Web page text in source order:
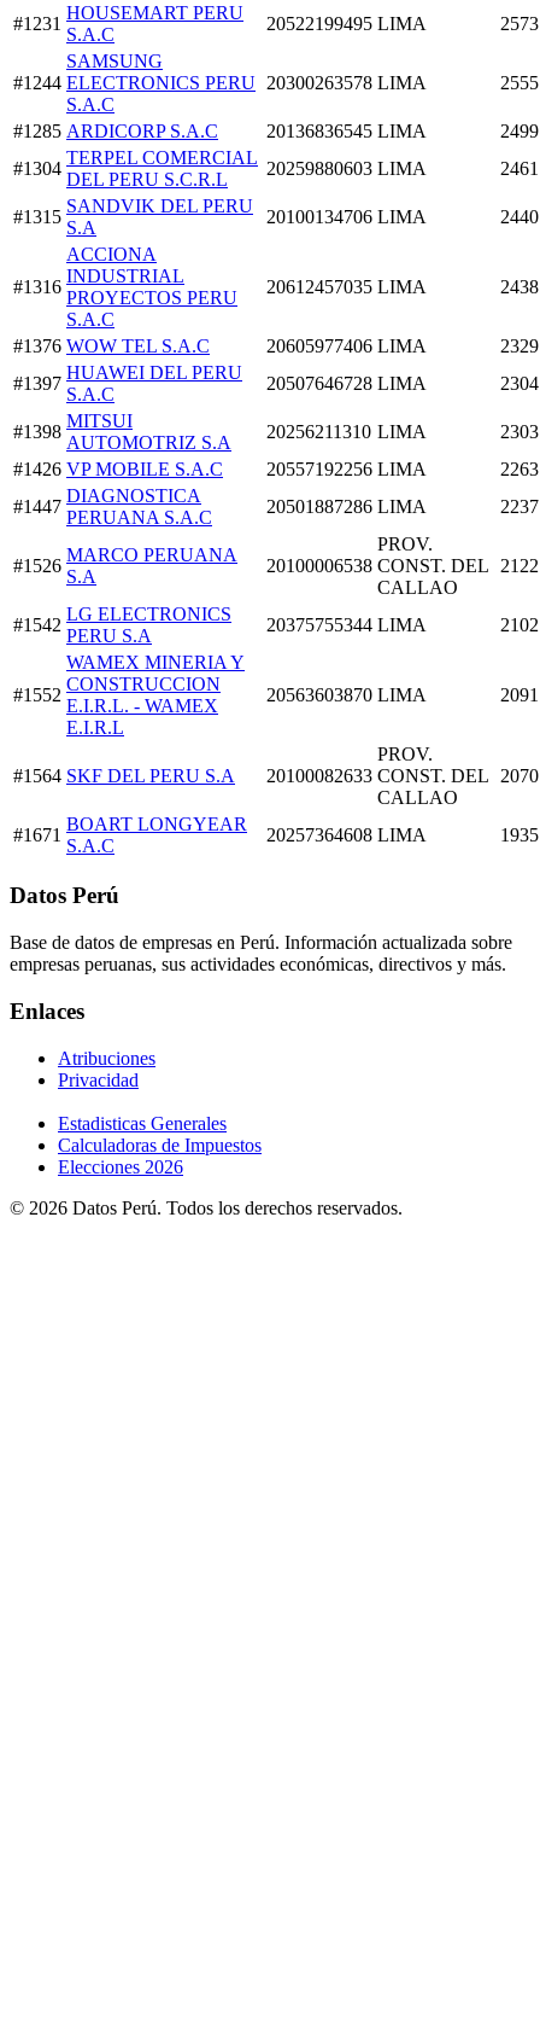
#1231
HOUSEMART PERU
S.A.C
20522199495 LIMA
#1244
SAMSUNG
ELECTRONICS PERU
S.A.C
20300263578 LIMA
#1285 ARDICORP S.A.C 20136836545 LIMA
#1304
TERPEL COMERCIAL
DEL PERU S.C.R.L
20259880603 LIMA
#1315
SANDVIK DEL PERU
S.A
20100134706 LIMA
#1316
ACCIONA
INDUSTRIAL
PROYECTOS PERU
S.A.C
20612457035 LIMA
#1376 WOW TEL S.A.C 20605977406 LIMA
#1397
HUAWEI DEL PERU
S.A.C
20507646728 LIMA
#1398
MITSUI
AUTOMOTRIZ S.A
20256211310 LIMA
#1426 VP MOBILE S.A.C 20557192256 LIMA
#1447
DIAGNOSTICA
PERUANA S.A.C
20501887286 LIMA
#1526
MARCO PERUANA
S.A
20100006538
PROV.
CONST. DEL
CALLAO
#1542
LG ELECTRONICS
PERU S.A
20375755344 LIMA
#1552
WAMEX MINERIA Y
CONSTRUCCION
E.I.R.L. - WAMEX
E.I.R.L
20563603870 LIMA
#1564 SKF DEL PERU S.A 20100082633
PROV.
CONST. DEL
CALLAO
#1671
BOART LONGYEAR
S.A.C
20257364608 LIMA
Datos Perú
Base de datos de empresas en Perú. Información actualizada sobre
empresas peruanas, sus actividades económicas, directivos y más.
Enlaces
Atribuciones
Privacidad
Estadisticas Generales
Calculadoras de Impuestos
Elecciones 2026
© 2026 Datos Perú. Todos los derechos reservados.